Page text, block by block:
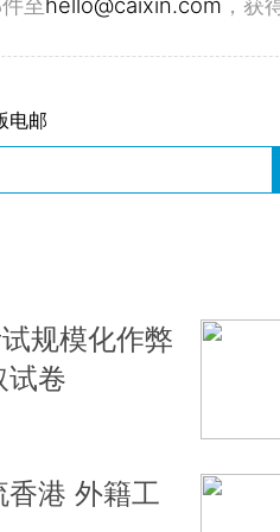
电邮
规模化作弊
试卷
港 外籍工